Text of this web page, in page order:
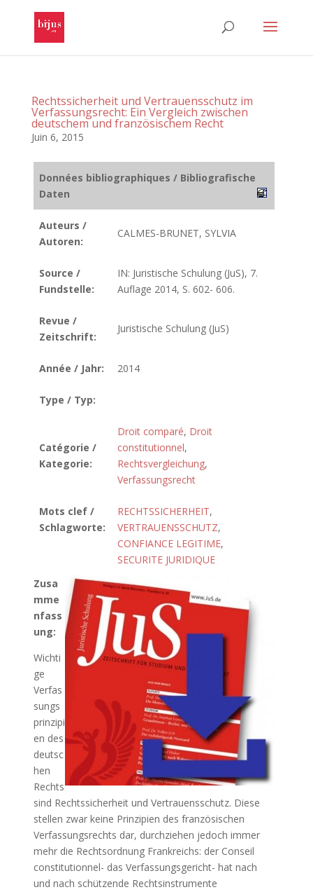
Rechtssicherheit und Vertrauensschutz im
Verfassungsrecht: Ein Vergleich zwischen
deutschem und französischem Recht
Juin 6, 2015
Données bibliographiques / Bibliografische
Daten
Auteurs /
Autoren:
CALMES-BRUNET, SYLVIA
Source /
Fundstelle:
IN: Juristische Schulung (JuS), 7.
Auflage 2014, S. 602- 606.
Revue /
Zeitschrift:
Juristische Schulung (JuS)
Année / Jahr: 2014
Type / Typ:
Catégorie /
Kategorie:
Droit comparé, Droit
constitutionnel,
Rechtsvergleichung,
Verfassungsrecht
Mots clef /
Schlagworte:
RECHTSSICHERHEIT,
VERTRAUENSSCHUTZ,
CONFIANCE LEGITIME,
SECURITE JURIDIQUE
Zusa
mme
nfass
ung:
Wichti
ge
Verfas
sungs
prinzipi
en des
deutsc
hen
Rechts
sind Rechtssicherheit und Vertrauensschutz. Diese
stellen zwar keine Prinzipien des französischen
Verfassungsrechts dar, durchziehen jedoch immer
mehr die Rechtsordnung Frankreichs: der Conseil
constitutionnel- das Verfassungsgericht- hat nach
und nach schützende Rechtsinstrumente